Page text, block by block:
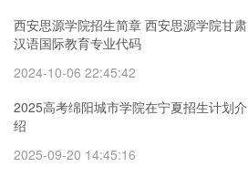
西安思源学院招生简章 西安思源学院甘肃
汉语国际教育专业代码
2024-10-06 22:45:42
2025高考绵阳城市学院在宁夏招生计划介
绍
2025-09-20 14:45:16